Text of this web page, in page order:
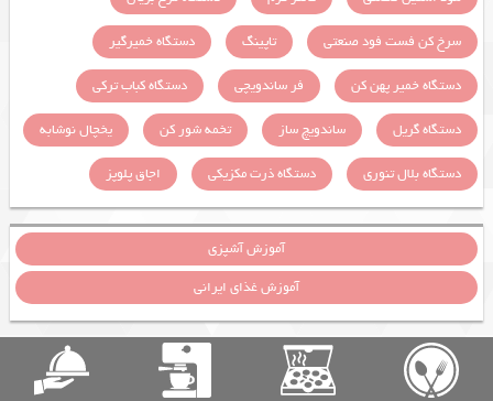
سرخ کن فست فود صنعتی
تاپینگ
دستگاه خمیرگیر
دستگاه خمیر پهن کن
فر ساندویچی
دستگاه کباب ترکی
دستگاه گریل
ساندویچ ساز تخمه شور کن
یخچال نوشابه
دستگاه بلال تنوری
دستگاه ذرت مکزیکی اجاق پلوپز
آموزش آشپزی
آموزش غذای ایرانی